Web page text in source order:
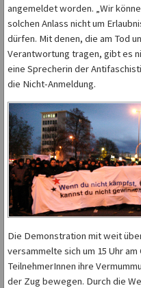
angemeldet worden. „Wir
solchen Anlass nicht um
dürfen. Mit denen, die am Tod
Verantwortung tragen, gibt es
eine Sprecherin der
die Nicht-Anmeldung.
Die Demonstration mit weit
versammelte sich um 15 Uhr
TeilnehmerInnen ihre
der Zug bewegen. Durch die